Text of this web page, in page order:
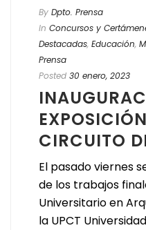
By Dpto. Prensa
In Concursos y
Destacadas, Educación,
Prensa
Posted 30 enero, 2023
CIRCUITO
El pasado viernes
de los trabajos
Universitario en
la UPCT